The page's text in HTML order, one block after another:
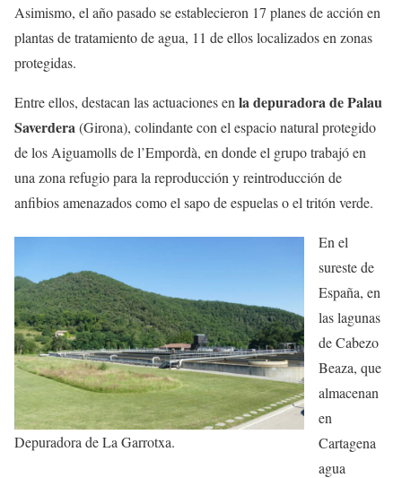
Asimismo, el año pasado se establecieron 17 planes de acción en
plantas de tratamiento de agua, 11 de ellos localizados en zonas
protegidas.
Entre ellos, destacan las actuaciones en la depuradora de Palau
Saverdera(Girona), colindante con el espacio natural protegido
de los Aiguamolls de l’Empordà, en donde el grupo trabajó en
una zona refugio para la reproducción y reintroducción de
anfibios amenazados como el sapo de espuelas o el tritón verde.
Depuradora de La Garrotxa.
En el
sureste de
España, en
las lagunas
de Cabezo
Beaza, que
almacenan
en
Cartagena
agua